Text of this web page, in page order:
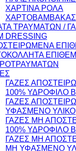
ΧΑΡΤΙΝΑ ΡΟΛΑ
ΧΑΡΤΟΒΑΜΒΑΚΑΣ
ΤΡΑΥΜΑΤΩΝ /
DRESSING
ΓΑΖΕΣ
100% ΥΔΡΟΦΙΛΟ
ΓΑΖΕΣ
ΥΦΑΣΜΕΝΟ ΥΛΙΚΟ
ΓΑΖΕΣ ΜΗ
100% ΥΔΡΟΦΙΛΟ
ΓΑΖΕΣ ΜΗ
ΜΗ ΥΦΑΣΜΕΝΟ